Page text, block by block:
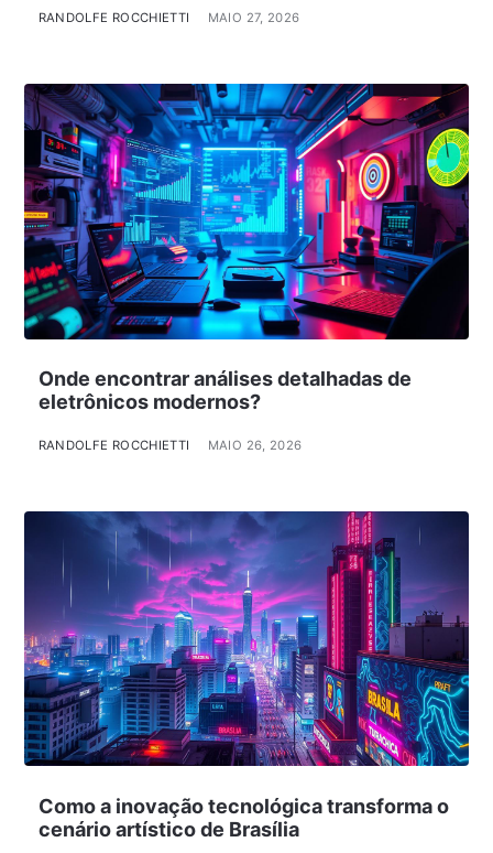
RANDOLFE ROCCHIETTI MAIO 27, 2026
Onde encontrar análises detalhadas de
eletrônicos modernos?
RANDOLFE ROCCHIETTI MAIO 26, 2026
Como a inovação tecnológica transforma o
cenário artístico de Brasília